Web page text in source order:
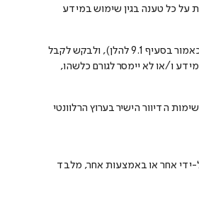
על כל טענה בגין שימוש במידע
4.10 מבלי לגרוע מהאמור לעיל, חבר מועדון יהיה רשאי, בכל עת, לפנות בכתב למוקד שירות הלקוחות של קבוצת בריל (כאמור בסעיף 9.1 להלן), ולבקש לקבל
ו/או לא יימסר לגורם כלשהו,
הדיוור הישיר בערוץ הרלוונטי
ידי אחר או באמצעות אחר, מלבד